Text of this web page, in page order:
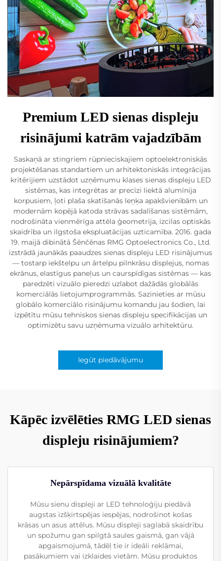
Premium LED sienas displeju
risinājumi katrām vajadzībām
Saskaņā ar stingriem rūpnieciskajiem optoelektroniskās
projektēšanas standartiem un arhitektoniskās integrācijas
kritērijiem uzstādot uzņēmumu klases sienas displeju LED
sistēmas, kas integrētas ar precīzi liektā alumīnija
korpusiem, ļoti plaša skatīšanās leņķa apakšvienībām un
modernām kopējā katoda strāvas sadalīšanas sistēmām,
nodrošināta vienmērīga attēla ģeometrija, izcilas optiskās
skaidrība un ilgstoša ekspluatācijas uzticamība. 2016. gada
19. maijā dibinātā Šēnčēnas RMG Optoelectronics Co., Ltd.
izstrādā jaunākās paaudzes sienas displeju LED risinājumus
— tostarp iekštelpu un ārtelpu pilnkrāsu displejus, nomas
ekrānus, elastīgus paneļus un caurspīdīgas sistēmas — kas
paredzēti vizuālo pieredzi uzlabot dažādās globālās
komerciālās lietojumprogrammās. Sazinieties ar mūsu
globālo komerciālo risinājumu komandu jau šodien, lai
izpētītu mūsu tehniskos sienas displeju specifikācijas un
optimizētu savu uzņēmuma vizuālo arhitektūru.
Iegūt piedāvājumu
Kāpēc izvēlēties RMG LED sienas
displeju risinājumiem?
Nepārspīdama vizuālā kvalitāte
Mūsu sienu displeji ar LED tehnoloģiju piedāvā
augstas izšķirtspējas iespējas, nodrošinot košas
krāsas un asus attēlus. Mūsu displeji saglabā skaidrību
un spožumu gan spilgtā saules gaismā, gan vājā
apgaismojumā, tādēļ tie ir ideāli reklāmai,
pasākumiem vai izklaides vietām. Mūsu produktos